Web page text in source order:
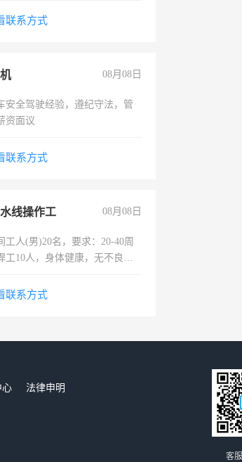
医学资质的优先，底薪+绩效，
联系方式
08月08日
安全驾驶经验，遵纪守法，管
资面议
联系方式
线操作工 08月08日
工人(男)20名，要求：20-40周
工10人，身体健康，无不良嗜
发放劳保用品，两班倒，每月
联系方式
心
法律申明
客